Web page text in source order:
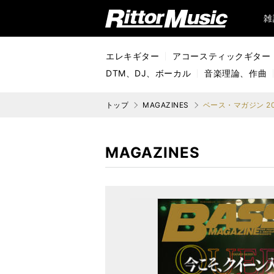
リットーミュージック (Rittor Music)
エレキギター
アコースティックギター
DTM、DJ、ボーカル
音楽理論、作曲
トップ MAGAZINES ベース・マガジン
MAGAZINES